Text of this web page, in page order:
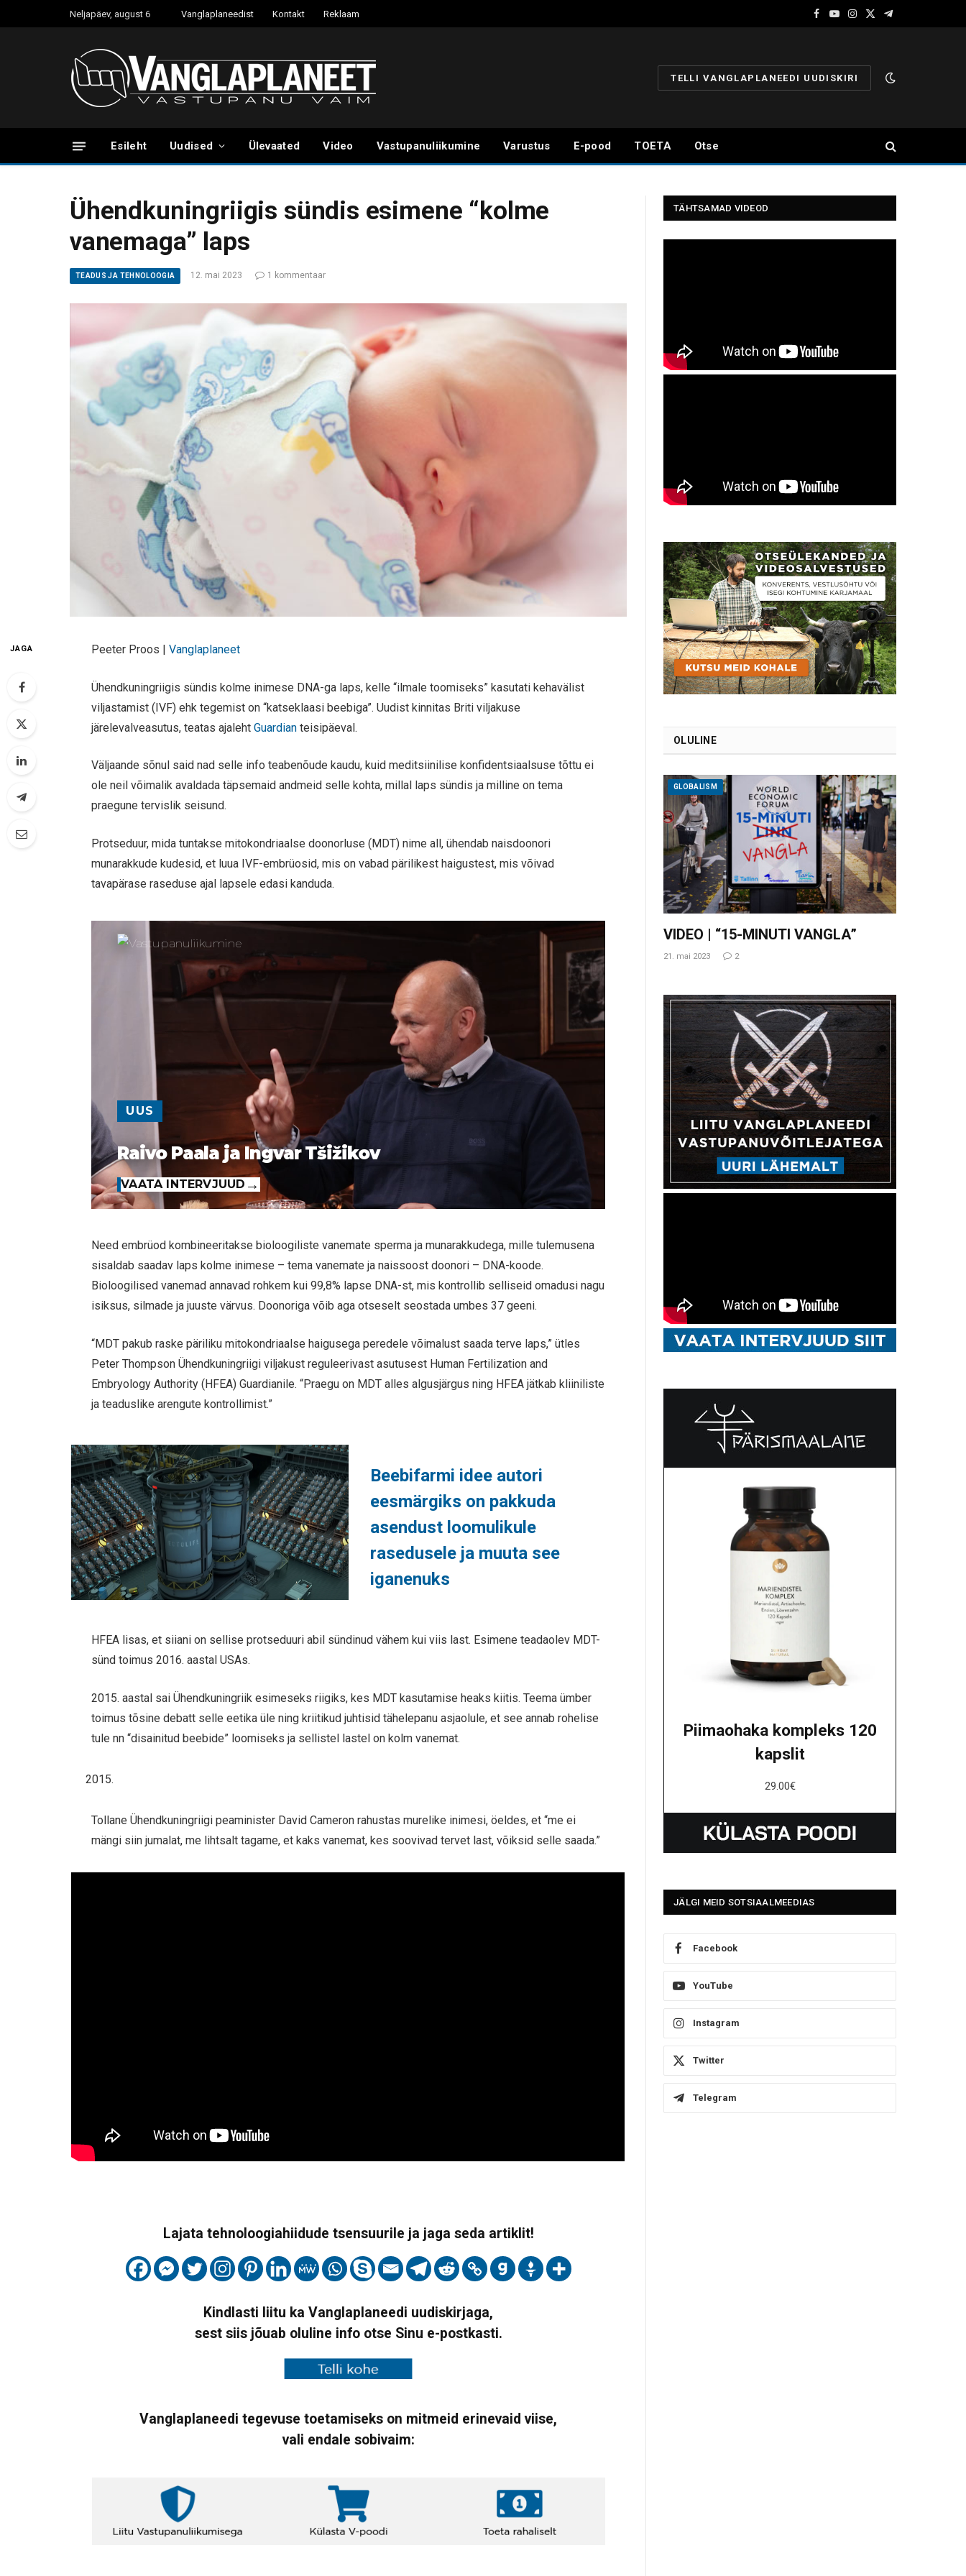
Neljapäev, august 6 Vanglaplaneedist Kontakt Reklaam
Facebook
YouTube
Instagram
X
Telegram
TELLI VANGLAPLANEEDI UUDISKIRI
Esileht Uudised Ülevaated Video Vastupanuliikumine Varustus E-pood TOETA Otse
Ühendkuningriigis sündis esimene “kolme
vanemaga” laps
TEADUS JA TEHNOLOOGIA 12. mai 2023 1 kommentaar
JAGA Peeter Proos |Vanglaplaneet
Ühendkuningriigis sündis kolme inimese DNA-ga laps, kelle “ilmale toomiseks” kasutati kehavälist
viljastamist (IVF) ehk tegemist on “katseklaasi beebiga”. Uudist kinnitas Briti viljakuse
järelevalveasutus, teatas ajalehtGuardianteisipäeval.
Väljaande sõnul said nad selle info teabenõude kaudu, kuid meditsiinilise konfidentsiaalsuse tõttu ei
ole neil võimalik avaldada täpsemaid andmeid selle kohta, millal laps sündis ja milline on tema
praegune tervislik seisund.
Protseduur, mida tuntakse mitokondriaalse doonorluse (MDT) nime all, ühendab naisdoonori
munarakkude kudesid, et luua IVF-embrüosid, mis on vabad pärilikest haigustest, mis võivad
tavapärase raseduse ajal lapsele edasi kanduda.
UUS
Raivo Paala ja Ingvar Tšižikov
VAATA INTERVJUUD
Need embrüod kombineeritakse bioloogiliste vanemate sperma ja munarakkudega, mille tulemusena
sisaldab saadav laps kolme inimese – tema vanemate ja naissoost doonori – DNA-koode.
Bioloogilised vanemad annavad rohkem kui 99,8% lapse DNA-st, mis kontrollib selliseid omadusi nagu
isiksus, silmade ja juuste värvus. Doonoriga võib aga otseselt seostada umbes 37 geeni.
“MDT pakub raske päriliku mitokondriaalse haigusega peredele võimalust saada terve laps,” ütles
Peter Thompson Ühendkuningriigi viljakust reguleerivast asutusest Human Fertilization and
Embryology Authority (HFEA) Guardianile. “Praegu on MDT alles algusjärgus ning HFEA jätkab kliiniliste
ja teaduslike arengute kontrollimist.”
Beebifarmi idee autori
eesmärgiks on pakkuda
asendust loomulikule
rasedusele ja muuta see
iganenuks
HFEA lisas, et siiani on sellise protseduuri abil sündinud vähem kui viis last. Esimene teadaolev MDT-
sünd toimus 2016. aastal USAs.
2015. aastal sai Ühendkuningriik esimeseks riigiks, kes MDT kasutamise heaks kiitis. Teema ümber
toimus tõsine debatt selle eetika üle ning kriitikud juhtisid tähelepanu asjaolule, et see annab rohelise
tule nn “disainitud beebide” loomiseks ja sellistel lastel on kolm vanemat.
Tollane Ühendkuningriigi peaminister David Cameron rahustas murelike inimesi, öeldes, et “me ei
mängi siin jumalat, me lihtsalt tagame, et kaks vanemat, kes soovivad tervet last, võiksid selle saada.”
Lajata tehnoloogiahiidude tsensuurile ja jaga seda artiklit!
Kindlasti liitu ka Vanglaplaneedi uudiskirjaga,
sest siis jõuab oluline info otse Sinu e-postkasti.
Vanglaplaneedi tegevuse toetamiseks on mitmeid erinevaid viise,
vali endale sobivaim:
TÄHTSAMAD VIDEOD
OLULINE
GLOBALISM
VIDEO | “15-MINUTI VANGLA”
21. mai 2023 2
Piimaohaka kompleks 120
kapslit
29.00€
JÄLGI MEID SOTSIAALMEEDIAS
Facebook
YouTube
Instagram
Twitter
Telegram